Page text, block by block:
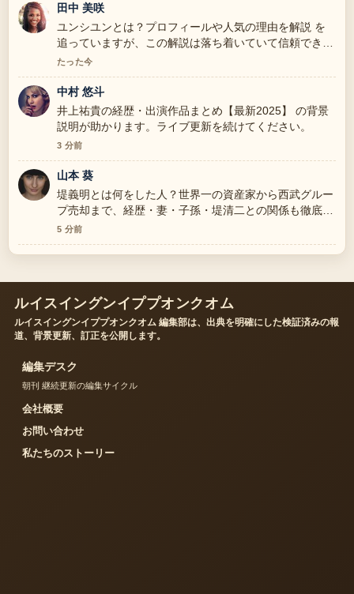
田中 美咲
ユンシユンとは？プロフィールや人気の理由を解説 を
追っていますが、この解説は落ち着いていて信頼できま
す。
たった今
中村 悠斗
井上祐貴の経歴・出演作品まとめ【最新2025】 の背景
説明が助かります。ライブ更新を続けてください。
3 分前
山本 葵
堤義明とは何をした人？世界一の資産家から西武グルー
プ売却まで、経歴・妻・子孫・堤清二との関係も徹底解
説 の報道は丁寧で、流れを追いやすいです。
5 分前
ルイスイングンイププオンクオム
ルイスイングンイププオンクオム 編集部は、出典を明確にした検証済みの報
道、背景更新、訂正を公開します。
編集デスク
朝刊 継続更新の編集サイクル
会社概要
お問い合わせ
私たちのストーリー